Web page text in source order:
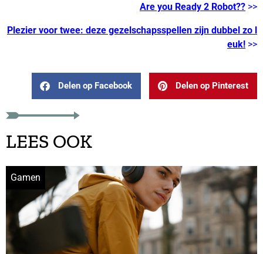
Are you Ready 2 Robot?? >>
Plezier voor twee: deze gezelschapsspellen zijn dubbel zo l
euk! >>
Delen op Facebook Delen op Pinterest
LEES OOK
Gamen